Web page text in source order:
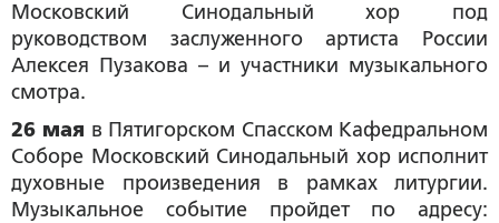
Московский Синодальный хор под
руководством заслуженного артиста России
Алексея Пузакова – и участники музыкального
смотра.
26 мая в Пятигорском Спасском Кафедральном
Соборе Московский Синодальный хор исполнит
духовные произведения в рамках литургии.
Музыкальное событие пройдет по адресу: